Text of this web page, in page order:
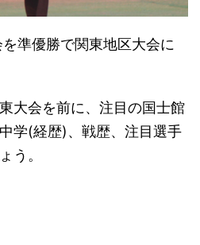
準優勝で関東地区大会に
大会を前に、注目の国士館
学(経歴)、戦歴、注目選手
う。